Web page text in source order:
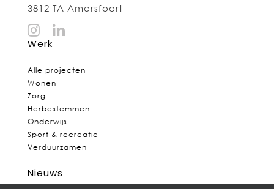
3812 TA Amersfoort
Werk
Alle projecten
Wonen
Zorg
Herbestemmen
Onderwijs
Sport & recreatie
Verduurzamen
Nieuws